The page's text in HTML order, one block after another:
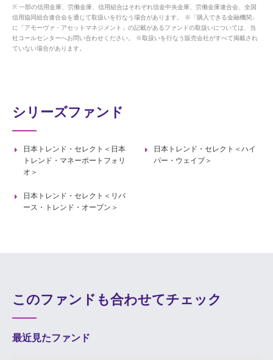
一部の信用金庫、労働金庫、信用組合はそれぞれ信金中央金庫、労働金庫連合会、全国
信用協同組合連合会を通じて取扱いを行なう場合があります。 ※「購入できる金融機関」
に「アモーヴァ・アセットマネジメント」の記載があるファンドの取扱いについては、当
社コールセンターへお問い合わせください。 ※取扱いを行なう販売会社がすべて掲載され
ていない場合があります。
シリーズファンド
日本トレンド・セレクト＜日本
トレンド・マネーポートフォリ
オ＞
日本トレンド・セレクト＜ハイ
パー・ウェイブ＞
日本トレンド・セレクト＜リバ
ース・トレンド・オープン＞
このファンドも合わせてチェック
最近見たファンド